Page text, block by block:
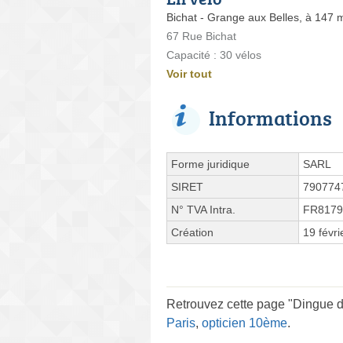
Bichat - Grange aux Belles, à 147
67 Rue Bichat
Capacité : 30 vélos
Voir tout
Informations
Forme juridique
SARL
SIRET
N° TVA Intra.
Création
19
Retrouvez cette page "Dingue
Paris, opticien 10ème.